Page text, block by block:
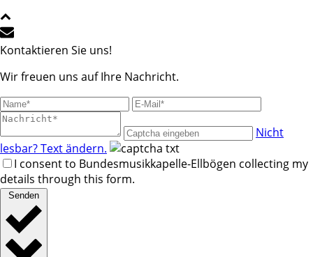
Kontaktieren Sie uns!
Wir freuen uns auf Ihre Nachricht.
Nicht
lesbar? Text ändern.
I consent to Bundesmusikkapelle-Ellbögen collecting my
details through this form.
Senden